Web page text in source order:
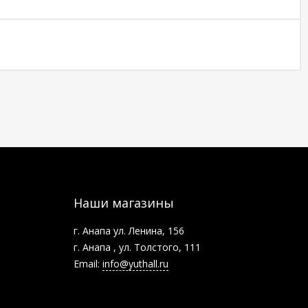
Наши магазины
г. Анапа ул. Ленина, 156
г. Анапа , ул. Толстого, 111
Email: info@yuthall.ru